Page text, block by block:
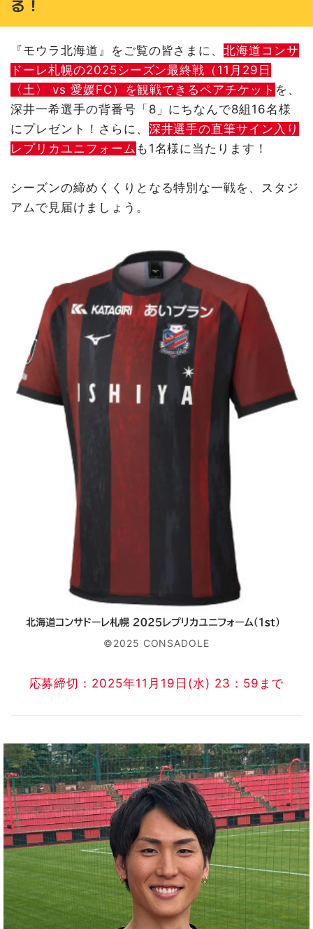
る！
『モウラ北海道』をご覧の皆さまに、北海道コンサ
ドーレ札幌の2025シーズン最終戦（11月29日
〈土〉 vs 愛媛FC）を観戦できるペアチケット を、
深井一希選手の背番号「8」にちなんで8組16名様
にプレゼント！さらに、 深井選手の直筆サイン入り
レプリカユニフォーム も1名様に当たります！
シーズンの締めくくりとなる特別な一戦を、スタジ
アムで見届けましょう。
©2025 CONSADOLE
応募締切：2025年11月19日(水) 23：59まで